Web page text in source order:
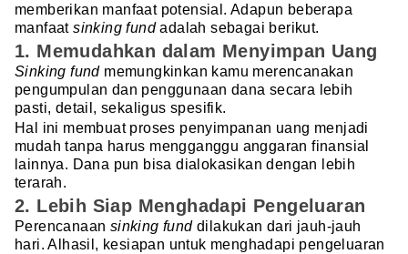
memberikan manfaat potensial. Adapun beberapa
manfaatsinking fundadalah sebagai berikut.
1. Memudahkan dalam Menyimpan Uang
Sinking fund memungkinkan kamu merencanakan
pengumpulan dan penggunaan dana secara lebih
pasti, detail, sekaligus spesifik.
Hal ini membuat proses penyimpanan uang menjadi
mudah tanpa harus mengganggu anggaran finansial
lainnya. Dana pun bisa dialokasikan dengan lebih
terarah.
2. Lebih Siap Menghadapi Pengeluaran
Perencanaan sinking funddilakukan dari jauh-jauh
hari. Alhasil, kesiapan untuk menghadapi pengeluaran